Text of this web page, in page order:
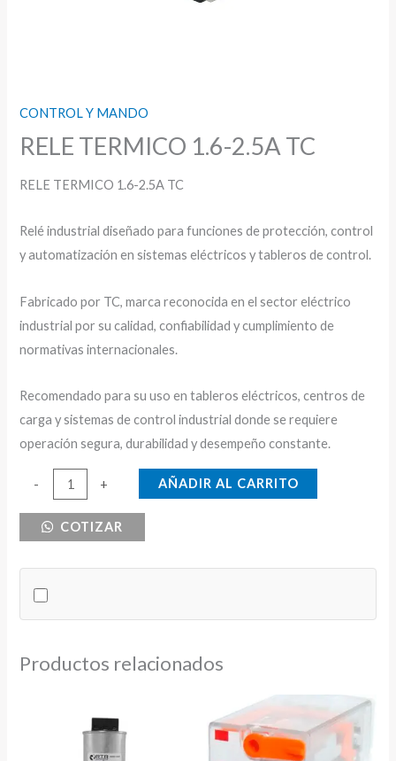
CONTROL Y MANDO
RELE TERMICO 1.6-2.5A TC
RELE TERMICO 1.6-2.5A TC
Relé industrial diseñado para funciones de protección, control
y automatización en sistemas eléctricos y tableros de control.
Fabricado por TC, marca reconocida en el sector eléctrico
industrial por su calidad, confiabilidad y cumplimiento de
normativas internacionales.
Recomendado para su uso en tableros eléctricos, centros de
carga y sistemas de control industrial donde se requiere
operación segura, durabilidad y desempeño constante.
-
TERMICO
cantidad
+ AÑADIR AL CARRITO
COTIZAR
Productos relacionados